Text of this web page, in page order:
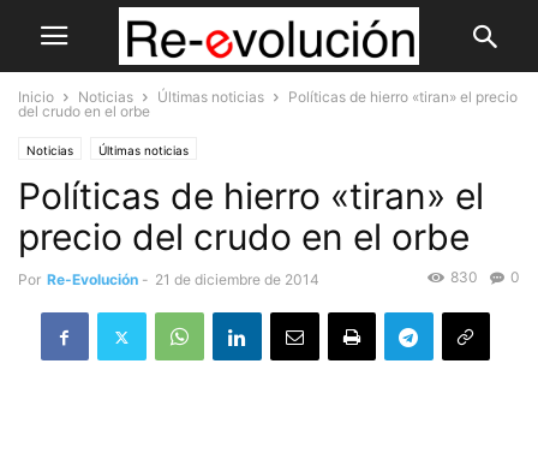
Inicio Noticias Últimas noticias
Políticas de hierro «tiran» el precio
del crudo en el orbe
Noticias Últimas noticias
Políticas de hierro «tiran» el
precio del crudo en el orbe
Por Re-Evolución - 21 de diciembre de 2014 0
830